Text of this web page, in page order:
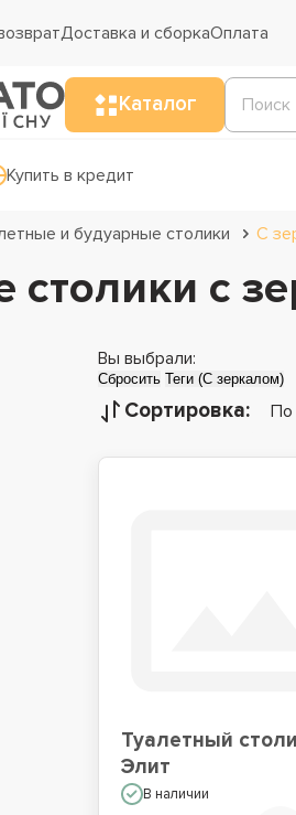
Доставка и сборкаОплата
Каталог
Купить в кредит
и будуарные столики C
столики с
Вы выбрали:
Сбросить Теги (С зеркалом)
Сортировка: По
Туалетный
Элит
В наличии